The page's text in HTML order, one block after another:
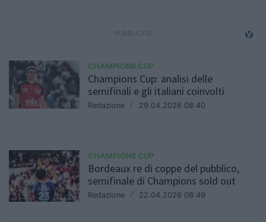
CHAMPIONS CUP
Champions Cup: analisi delle
semifinali e gli italiani coinvolti
Redazione / 29.04.2026 08:40
CHAMPIONS CUP
Bordeaux re di coppe del pubblico,
semifinale di Champions sold out
Redazione / 22.04.2026 08:49